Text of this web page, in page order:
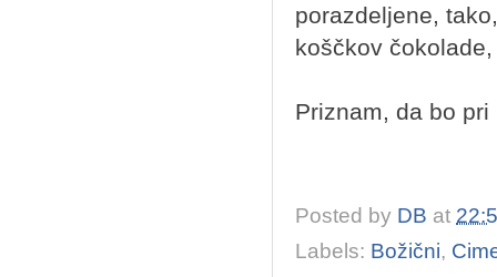
porazdeljene,
koščkov
Priznam, da bo
Posted by DB at
Labels: Božični,